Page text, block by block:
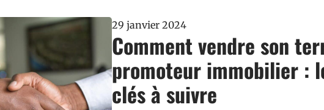
29 janvier 2024
Comment vendre son
promoteur immobilier :
clés à suivre